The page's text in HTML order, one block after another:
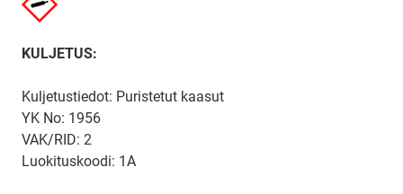
KULJETUS:
Kuljetustiedot: Puristetut kaasut
YK No: 1956
VAK/RID: 2
Luokituskoodi: 1A